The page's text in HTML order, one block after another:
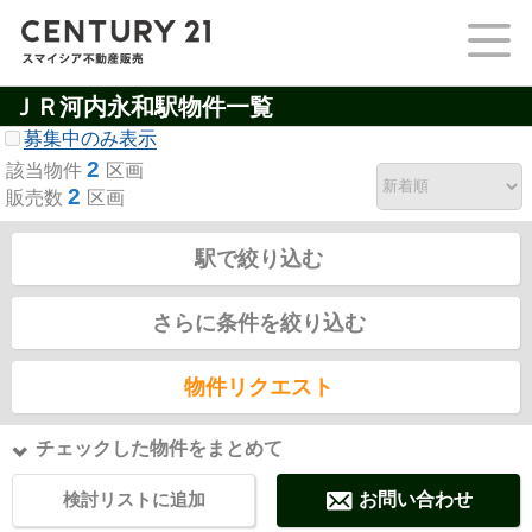
ＪＲ河内永和駅物件一覧
募集中のみ表示
該当物件 2 区画
販売数 2 区画
駅で絞り込む
さらに条件を絞り込む
物件リクエスト
チェックした物件をまとめて
検討リストに追加 お問い合わせ